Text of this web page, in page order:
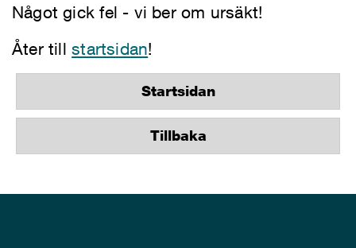
Något gick fel - vi ber om ursäkt!
Åter tillstartsidan!
Startsidan
Tillbaka